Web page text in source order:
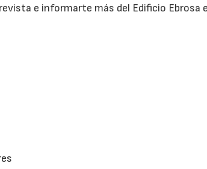
e informarte más del Edificio Ebrosa